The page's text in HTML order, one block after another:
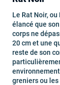
Le Rat Noir,
élancé que
corps ne
20 cm et une
reste de son
greniers ou les